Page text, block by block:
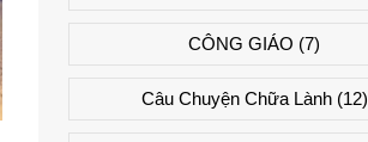
CÔNG GIÁO (7)
Câu Chuyện Chữa Lành(12)